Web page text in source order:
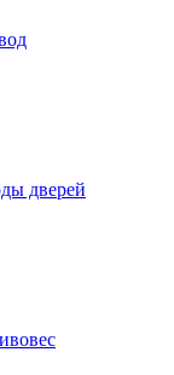
дверей